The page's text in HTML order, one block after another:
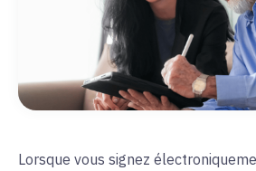
Lorsque vous signez